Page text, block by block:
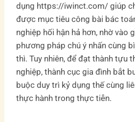
dụng https://iwinct.com/ giúp
được mục tiêu công bài bác
nghiệp hối hận hả hơn, nhờ vào
phương pháp chú ý nhấn cùng
thì. Tuy nhiên, để đạt thành tựu
nghiệp, thành cục gia đình bắt
buộc duy trì kỷ dụng thế cùng
thực hành trong thực tiễn.